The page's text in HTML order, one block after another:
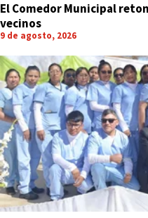
El Comedor Municipal
vecinos
9 de agosto, 2026